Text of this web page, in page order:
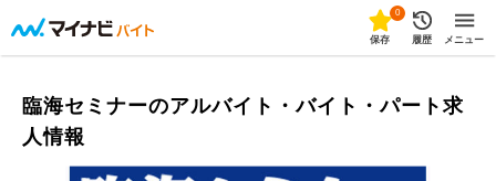
0
保存 履歴 メニュー
臨海セミナーのアルバイト・バイト・パート求
人情報